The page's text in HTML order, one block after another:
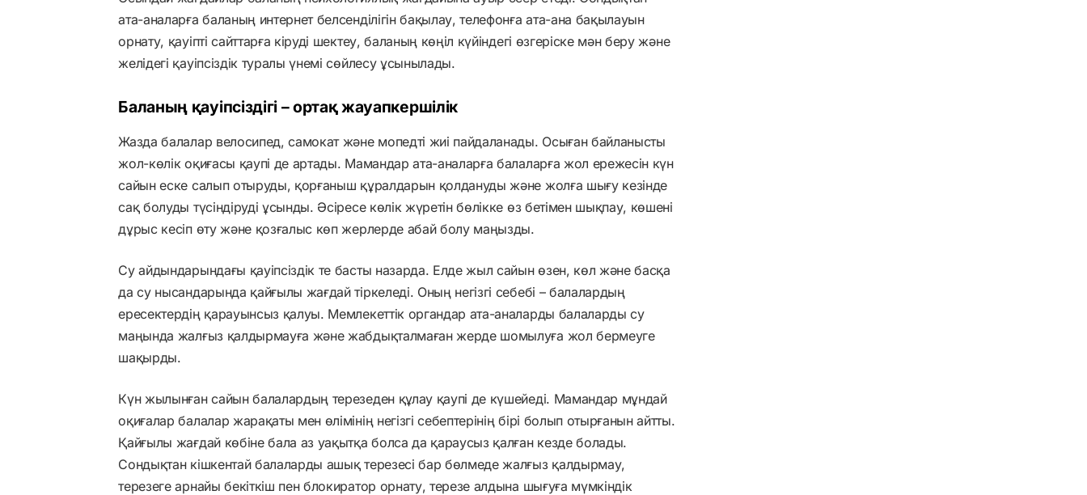
ата-аналарға баланың интернет белсенділігін бақылау, телефонға ата-ана бақылауын
орнату, қауіпті сайттарға кіруді шектеу, баланың көңіл күйіндегі өзгеріске мән беру және
желідегі қауіпсіздік туралы үнемі сөйлесу ұсынылады.
Баланың қауіпсіздігі – ортақ жауапкершілік
Жазда балалар велосипед, самокат және мопедті жиі пайдаланады. Осыған байланысты
жол-көлік оқиғасы қаупі де артады. Мамандар ата-аналарға балаларға жол ережесін күн
сайын еске салып отыруды, қорғаныш құралдарын қолдануды және жолға шығу кезінде
сақ болуды түсіндіруді ұсынды. Әсіресе көлік жүретін бөлікке өз бетімен шықпау, көшені
дұрыс кесіп өту және қозғалыс көп жерлерде абай болу маңызды.
Су айдындарындағы қауіпсіздік те басты назарда. Елде жыл сайын өзен, көл және басқа
да су нысандарында қайғылы жағдай тіркеледі. Оның негізгі себебі – балалардың
ересектердің қарауынсыз қалуы. Мемлекеттік органдар ата-аналарды балаларды су
маңында жалғыз қалдырмауға және жабдықталмаған жерде шомылуға жол бермеуге
шақырды.
Күн жылынған сайын балалардың терезеден құлау қаупі де күшейеді. Мамандар мұндай
оқиғалар балалар жарақаты мен өлімінің негізгі себептерінің бірі болып отырғанын айтты.
Қайғылы жағдай көбіне бала аз уақытқа болса да қараусыз қалған кезде болады.
Сондықтан кішкентай балаларды ашық терезесі бар бөлмеде жалғыз қалдырмау,
терезеге арнайы бекіткіш пен блокиратор орнату, терезе алдына шығуға мүмкіндік